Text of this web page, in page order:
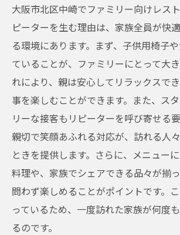
大阪市北区中崎でファミリー向けレス
ピーターを生む理由は、家族全員が快
る環境にあります。まず、子供用椅子
ていることが、ファミリーにとって大
れにより、親は安心してリラックスで
事を楽しむことができます。また、ス
リーな接客もリピーターを呼び寄せる要
親切で笑顔あふれる対応が、訪れる人
ときを提供します。さらに、メニュー
料理や、家族でシェアできる品々が揃
問わず楽しめることがポイントです。
っているため、一度訪れた家族が何度
るのです。